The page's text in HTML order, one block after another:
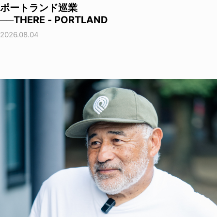
ポートランド巡業
──THERE - PORTLAND
2026.08.04